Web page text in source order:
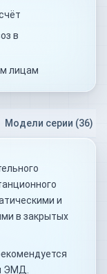
в
лицам
Модели серии (36)
и
в закрытых
ЭМД.